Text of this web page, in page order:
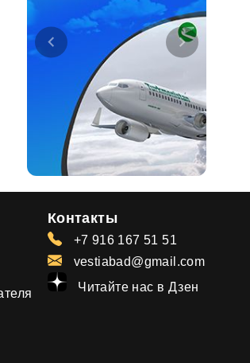
Контакты
+7 916 167 51 51
vestiabad@gmail.com
Читайте нас в Дзен